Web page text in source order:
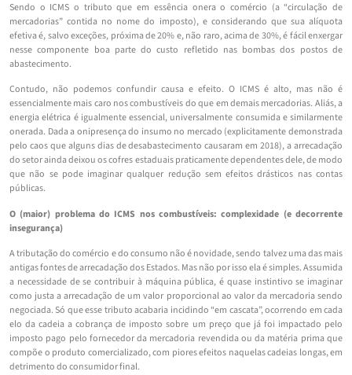
Sendo o ICMS o tributo que em essência onera o comércio (a “circulação de
mercadorias” contida no nome do imposto), e considerando que sua alíquota
efetiva é, salvo exceções, próxima de 20% e, não raro, acima de 30%, é fácil enxergar
nesse componente boa parte do custo refletido nas bombas dos postos de
abastecimento.
Contudo, não podemos confundir causa e efeito. O ICMS é alto, mas não é
essencialmente mais caro nos combustíveis do que em demais mercadorias. Aliás, a
energia elétrica é igualmente essencial, universalmente consumida e similarmente
onerada. Dada a onipresença do insumo no mercado (explicitamente demonstrada
pelo caos que alguns dias de desabastecimento causaram em 2018), a arrecadação
do setor ainda deixou os cofres estaduais praticamente dependentes dele, de modo
que não se pode imaginar qualquer redução sem efeitos drásticos nas contas
públicas.
O (maior) problema do ICMS nos combustíveis: complexidade (e decorrente
insegurança)
A tributação do comércio e do consumo não é novidade, sendo talvez uma das mais
antigas fontes de arrecadação dos Estados. Mas não por isso ela é simples. Assumida
a necessidade de se contribuir à máquina pública, é quase instintivo se imaginar
como justa a arrecadação de um valor proporcional ao valor da mercadoria sendo
negociada. Só que esse tributo acabaria incidindo “em cascata”, ocorrendo em cada
elo da cadeia a cobrança de imposto sobre um preço que já foi impactado pelo
imposto pago pelo fornecedor da mercadoria revendida ou da matéria prima que
compõe o produto comercializado, com piores efeitos naquelas cadeias longas, em
detrimento do consumidor final.